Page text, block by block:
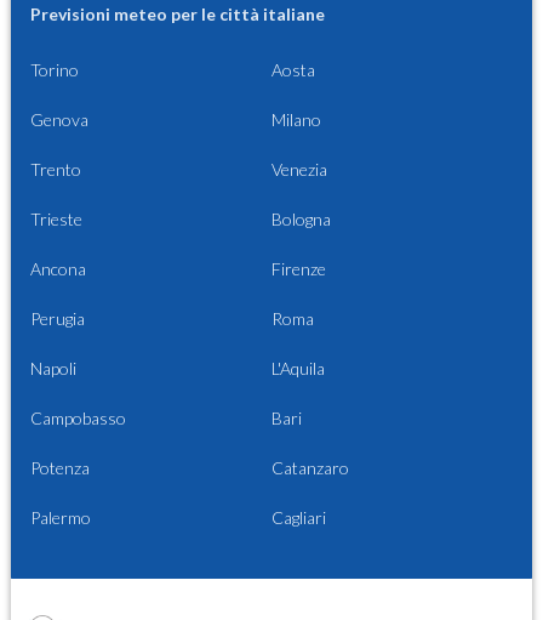
Previsioni meteo per le città italiane
Torino Aosta
Genova Milano
Trento Venezia
Trieste Bologna
Ancona Firenze
Perugia Roma
Napoli L'Aquila
Campobasso Bari
Potenza Catanzaro
Palermo Cagliari